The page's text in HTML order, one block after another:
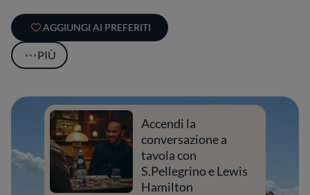
AGGIUNGI AI PREFERITI
PIÙ
Accendi la
conversazione a
tavola con
S.Pellegrino e Lewis
Hamilton